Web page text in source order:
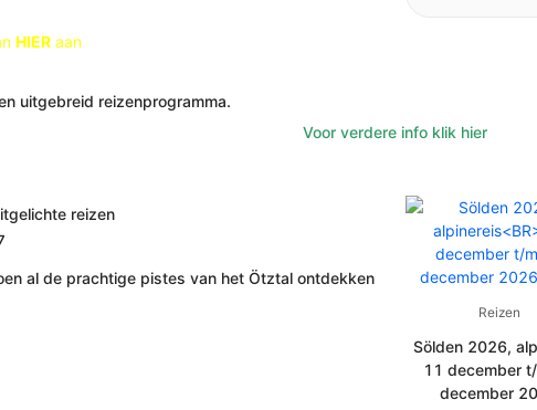
HIER aan
uitgebreid reizenprogramma.
Voor verdere info klik hier
reizen
al de prachtige pistes van het Ötztal ontdekken
Reizen
Sölden 2026,
11 december
december